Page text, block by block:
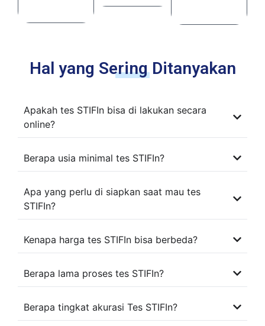
Hal yang Sering Ditanyakan
Apakah tes STIFIn bisa di lakukan secara
online?
Berapa usia minimal tes STIFIn?
Apa yang perlu di siapkan saat mau tes
STIFIn?
Kenapa harga tes STIFIn bisa berbeda?
Berapa lama proses tes STIFIn?
Berapa tingkat akurasi Tes STIFIn?